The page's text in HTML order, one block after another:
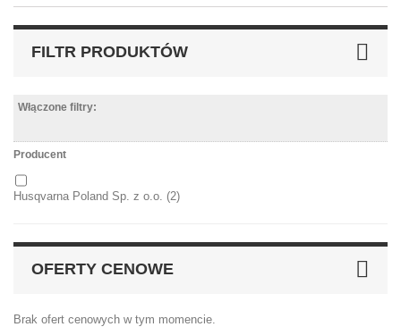
FILTR PRODUKTÓW
Włączone filtry:
Producent
Husqvarna Poland Sp. z o.o. (2)
OFERTY CENOWE
Brak ofert cenowych w tym momencie.